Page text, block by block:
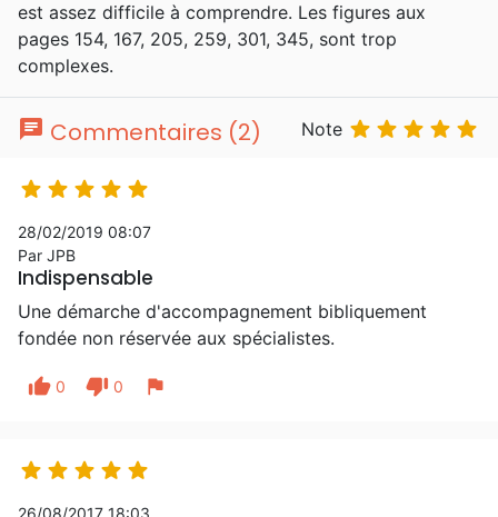
est assez difficile à comprendre. Les figures aux
pages 154, 167, 205, 259, 301, 345, sont trop
complexes.
chat Commentaires (2) Note     
    
28/02/2019 08:07
Par JPB
Indispensable
Une démarche d'accompagnement bibliquement
fondée non réservée aux spécialistes.
thumb_up 0 thumb_down 0 flag
    